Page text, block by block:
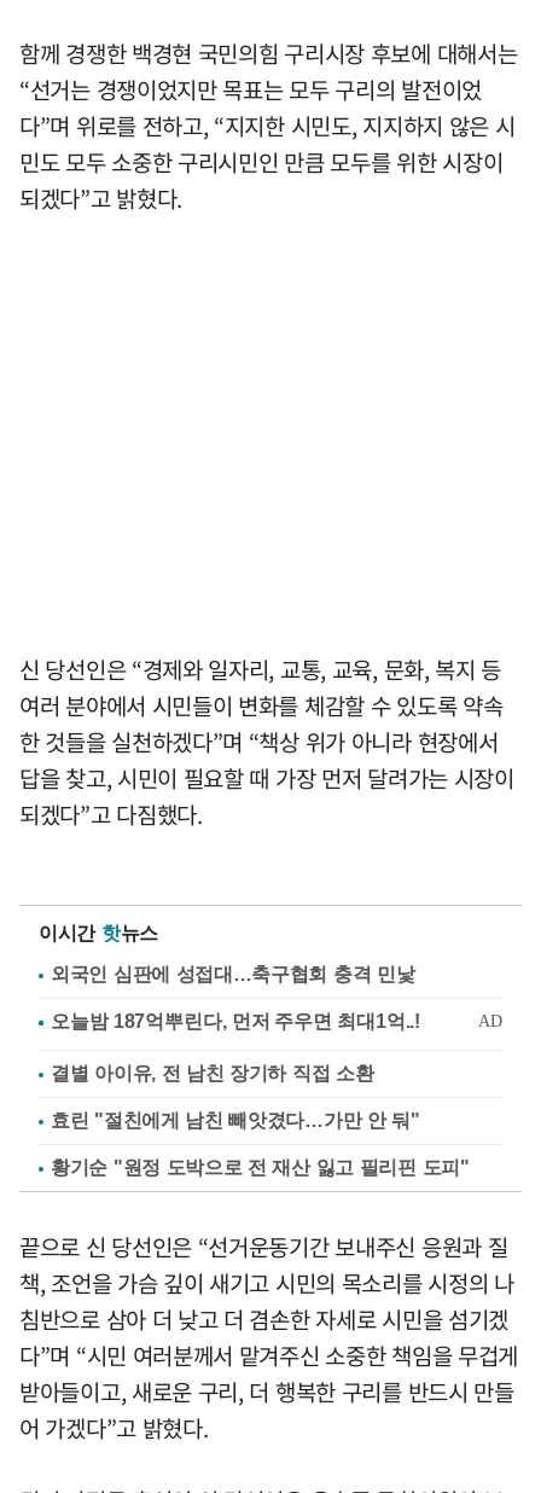
함께 경쟁한 백경현 국민의힘 구리시장 후보에 대해서는
“선거는 경쟁이었지만 목표는 모두 구리의 발전이었
다”며 위로를 전하고, “지지한 시민도, 지지하지 않은 시
민도 모두 소중한 구리시민인 만큼 모두를 위한 시장이
되겠다”고 밝혔다.
신 당선인은 “경제와 일자리, 교통, 교육, 문화, 복지 등
여러 분야에서 시민들이 변화를 체감할 수 있도록 약속
한 것들을 실천하겠다”며 “책상 위가 아니라 현장에서
답을 찾고, 시민이 필요할 때 가장 먼저 달려가는 시장이
되겠다”고 다짐했다.
이시간 핫뉴스
외국인 심판에 성접대…축구협회 충격 민낯
결별 아이유, 전 남친 장기하 직접 소환
효린 "절친에게 남친 빼앗겼다…가만 안 둬"
황기순 "원정 도박으로 전 재산 잃고 필리핀 도피"
끝으로 신 당선인은 “선거운동기간 보내주신 응원과 질
책, 조언을 가슴 깊이 새기고 시민의 목소리를 시정의 나
침반으로 삼아 더 낮고 더 겸손한 자세로 시민을 섬기겠
다”며 “시민 여러분께서 맡겨주신 소중한 책임을 무겁게
받아들이고, 새로운 구리, 더 행복한 구리를 반드시 만들
어 가겠다”고 밝혔다.